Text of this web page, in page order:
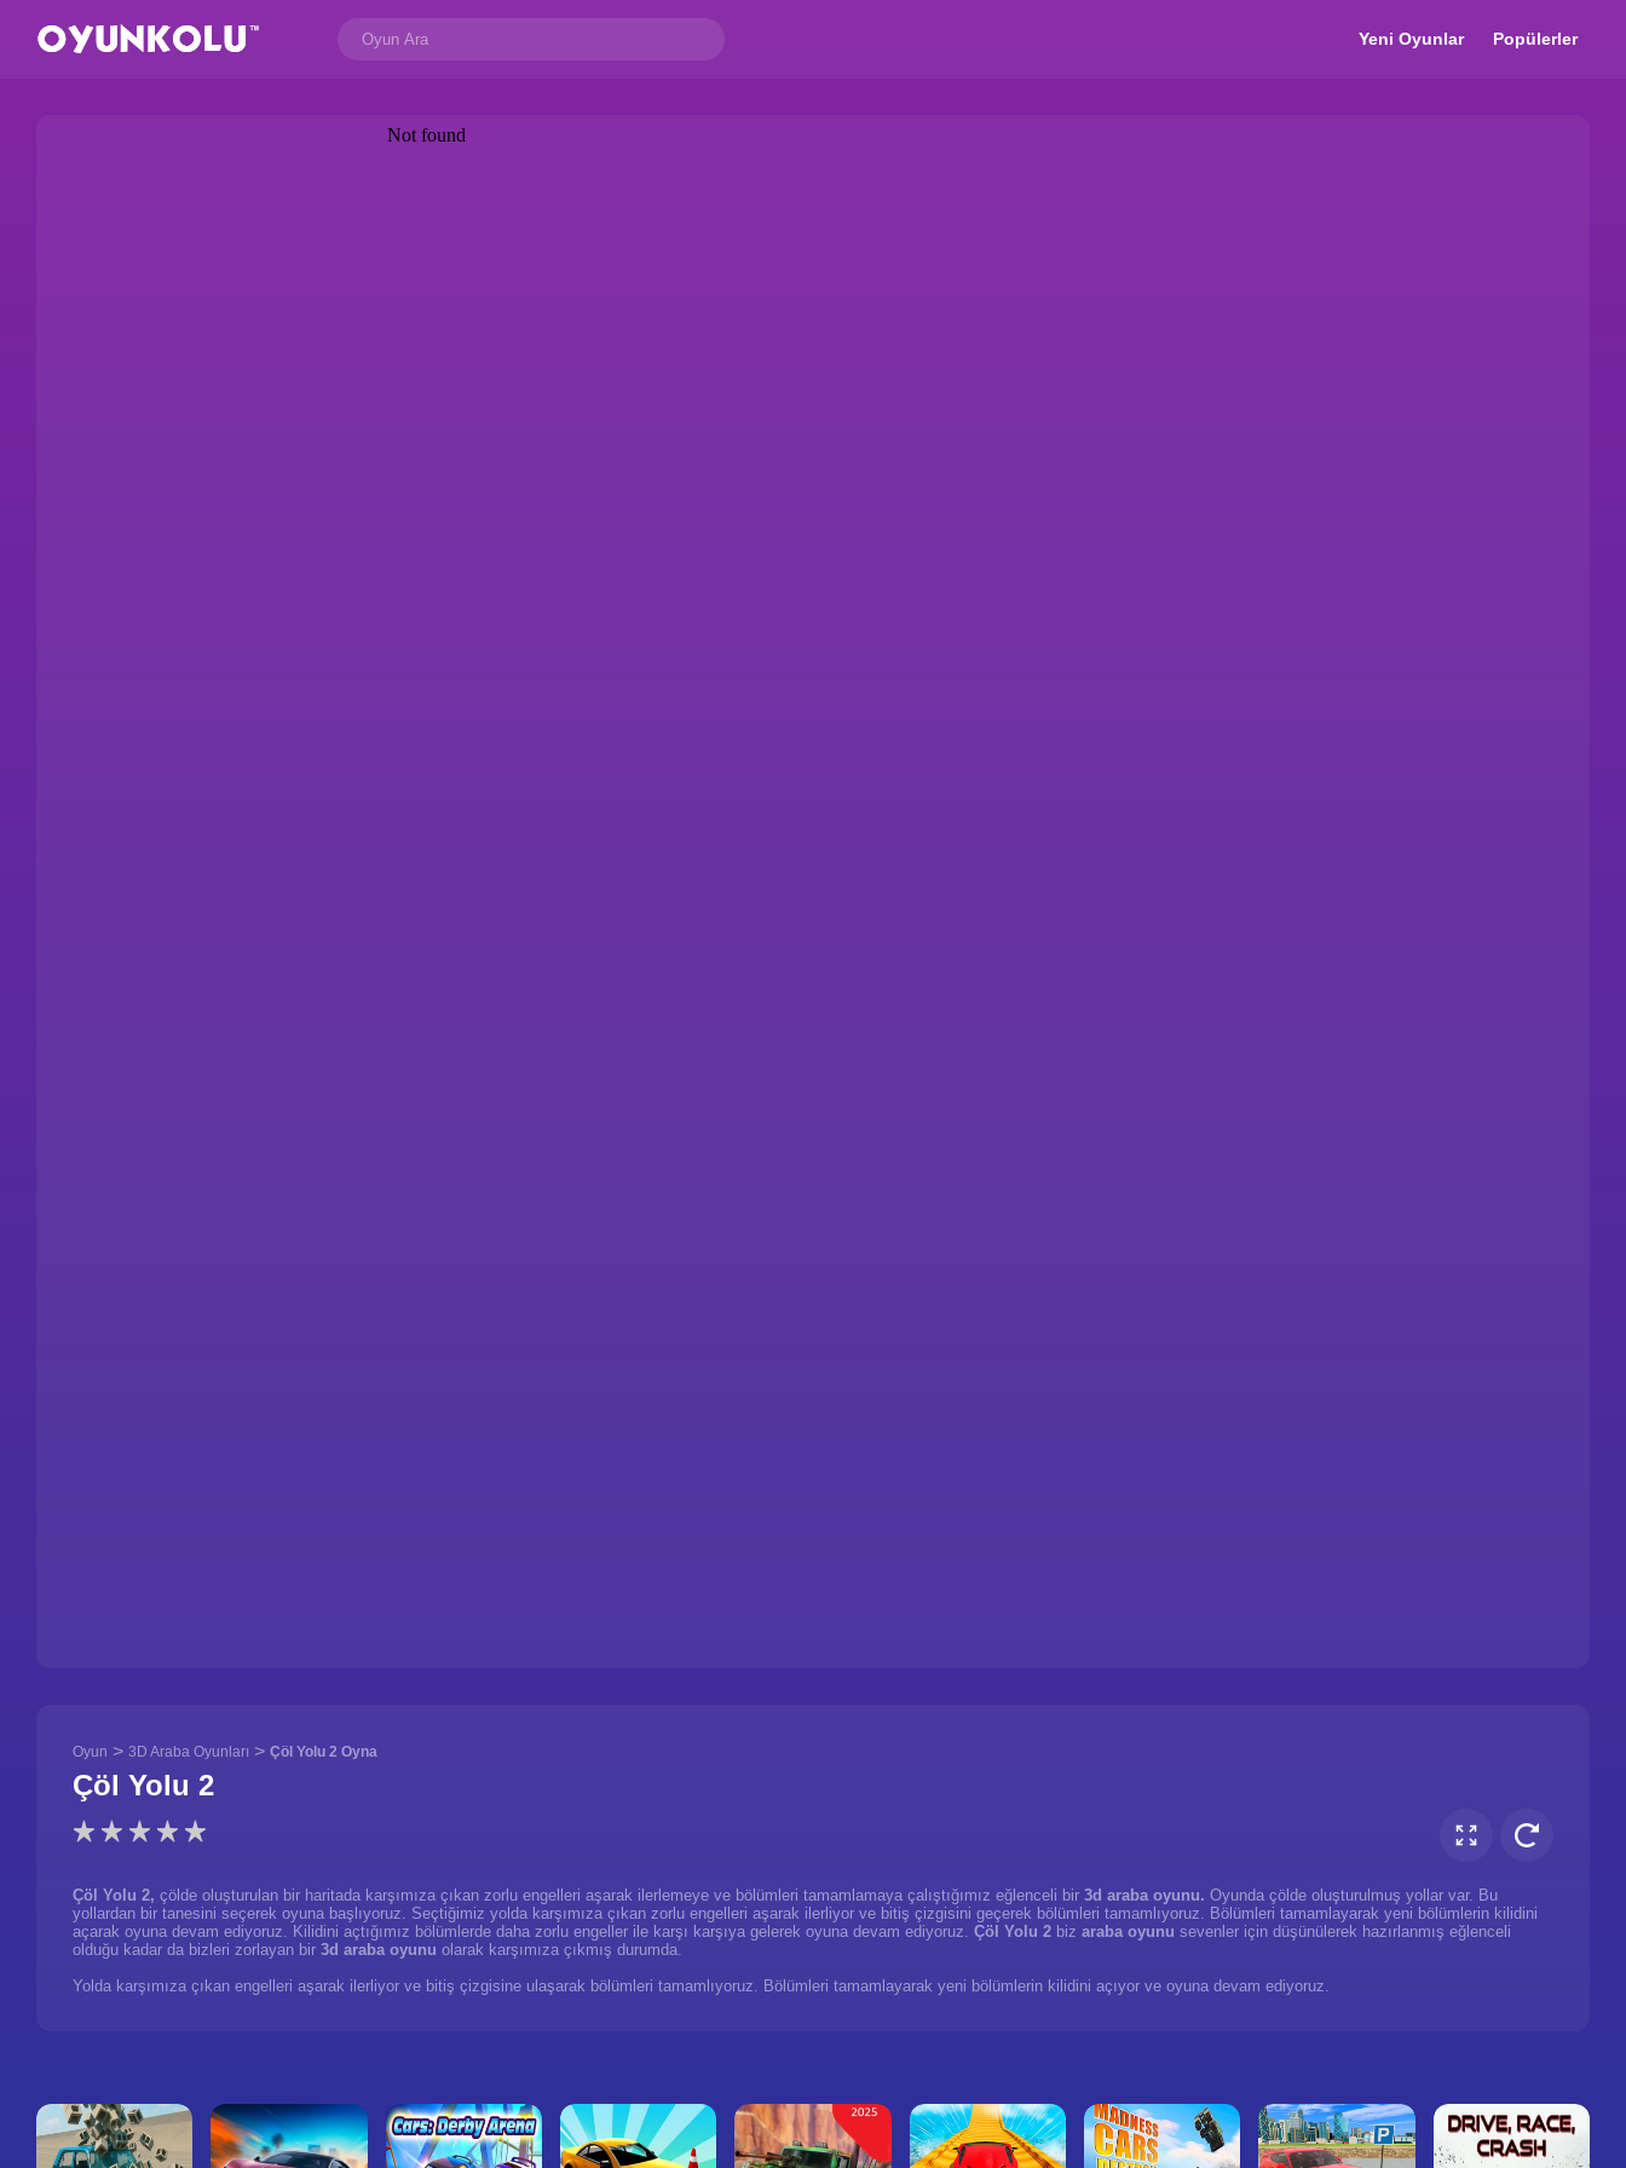
Yeni Oyunlar Popülerler
Oyun > 3D Araba Oyunları > Çöl Yolu 2 Oyna
Çöl Yolu 2
Çöl Yolu 2, çölde oluşturulan bir haritada karşımıza çıkan zorlu engelleri aşarak ilerlemeye ve bölümleri tamamlamaya çalıştığımız eğlenceli bir 3d araba oyunu. Oyunda çölde oluşturulmuş yollar var. Bu
yollardan bir tanesini seçerek oyuna başlıyoruz. Seçtiğimiz yolda karşımıza çıkan zorlu engelleri aşarak ilerliyor ve bitiş çizgisini geçerek bölümleri tamamlıyoruz. Bölümleri tamamlayarak yeni bölümlerin kilidini
açarak oyuna devam ediyoruz. Kilidini açtığımız bölümlerde daha zorlu engeller ile karşı karşıya gelerek oyuna devam ediyoruz. Çöl Yolu 2 biz araba oyunu sevenler için düşünülerek hazırlanmış eğlenceli
olduğu kadar da bizleri zorlayan bir 3d araba oyunu olarak karşımıza çıkmış durumda.
Yolda karşımıza çıkan engelleri aşarak ilerliyor ve bitiş çizgisine ulaşarak bölümleri tamamlıyoruz. Bölümleri tamamlayarak yeni bölümlerin kilidini açıyor ve oyuna devam ediyoruz.